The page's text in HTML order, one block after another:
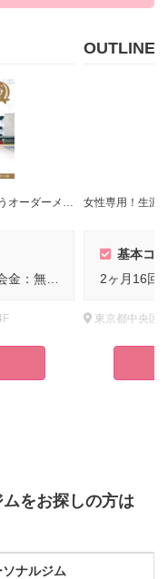
【全店舗ご利用可能】お客様の悩みに寄り添うオーダーメイドのトレーニングが魅力のパーソナルジム！
OUTLINE
女性専用！生涯
基本コ
東京都中央区
をお探しの方は
ナルジム